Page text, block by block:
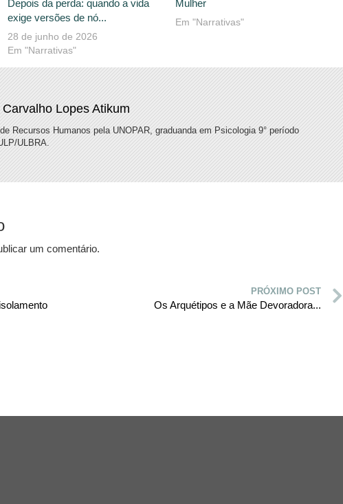
Depois da perda: quando a vida
exige versões de nó...
28 de junho de 2026
Em "Narrativas"
Mulher
Em "Narrativas"
Lopes Atikum
Recursos Humanos pela UNOPAR, graduanda em Psicologia 9° período
ULBRA.
um comentário.
PRÓXIMO POST
Os Arquétipos e a Mãe Devoradora...